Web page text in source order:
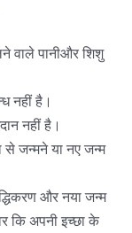
वाले पानीऔर शिशु
नहीं है।
नहीं है।
जन्मने या नए जन्म
और नया जन्म
कि अपनी इच्छा के